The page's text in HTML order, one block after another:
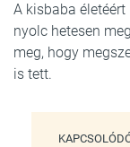
A kisbaba
nyolc hetesen
meg, hogy
is tett.